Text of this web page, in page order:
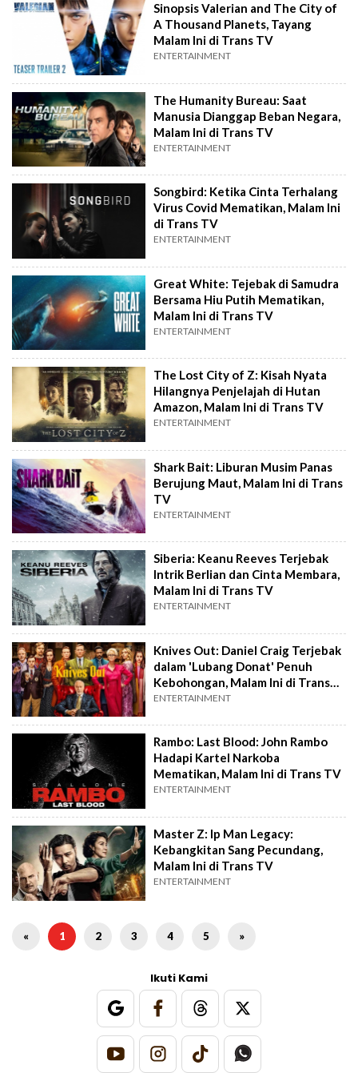
Sinopsis Valerian and The City of
A Thousand Planets, Tayang
Malam Ini di Trans TV
ENTERTAINMENT
The Humanity Bureau: Saat
Manusia Dianggap Beban Negara,
Malam Ini di Trans TV
ENTERTAINMENT
Songbird: Ketika Cinta Terhalang
Virus Covid Mematikan, Malam Ini
di Trans TV
ENTERTAINMENT
Great White: Tejebak di Samudra
Bersama Hiu Putih Mematikan,
Malam Ini di Trans TV
ENTERTAINMENT
The Lost City of Z: Kisah Nyata
Hilangnya Penjelajah di Hutan
Amazon, Malam Ini di Trans TV
ENTERTAINMENT
Shark Bait: Liburan Musim Panas
Berujung Maut, Malam Ini di Trans
TV
ENTERTAINMENT
Siberia: Keanu Reeves Terjebak
Intrik Berlian dan Cinta Membara,
Malam Ini di Trans TV
ENTERTAINMENT
Knives Out: Daniel Craig Terjebak
dalam 'Lubang Donat' Penuh
Kebohongan, Malam Ini di Trans
TV
ENTERTAINMENT
Rambo: Last Blood: John Rambo
Hadapi Kartel Narkoba
Mematikan, Malam Ini di Trans TV
ENTERTAINMENT
Master Z: Ip Man Legacy:
Kebangkitan Sang Pecundang,
Malam Ini di Trans TV
ENTERTAINMENT
« 1 2 3 4 5 »
Ikuti Kami